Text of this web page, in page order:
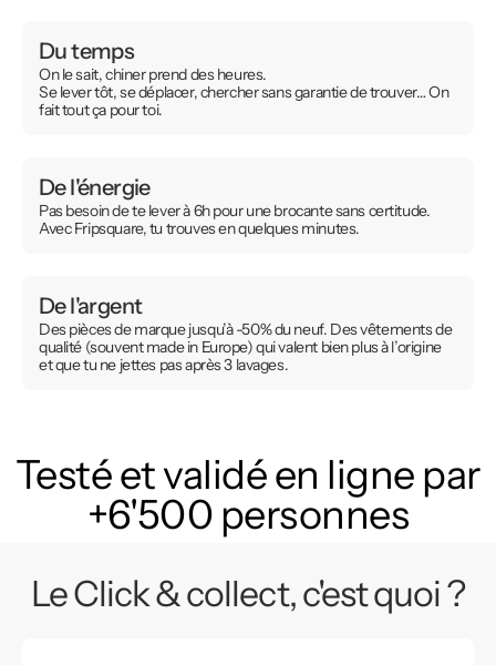
Du temps
On le sait, chiner prend des heures.
Se lever tôt, se déplacer, chercher sans garantie de trouver… On
fait tout ça pour toi.
De l'énergie
Pas besoin de te lever à 6h pour une brocante sans certitude.
Avec Fripsquare, tu trouves en quelques minutes.
De l'argent
Des pièces de marque jusqu’à -50% du neuf. Des vêtements de
qualité (souvent made in Europe) qui valent bien plus à l’origine
et que tu ne jettes pas après 3 lavages.
Testé et validé en ligne par
+6'500 personnes
Le Click & collect, c'est quoi ?